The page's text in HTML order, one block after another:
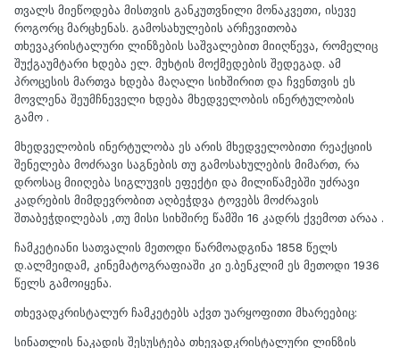
თვალს მიეწოდება მისთვის განკუთვნილი მონაკვეთი, ისევე
როგორც მარცხენას. გამოსახულების არჩევითობა
თხევაკრისტალური ლინზების საშვალებით მიიღწევა, რომელიც
შუქგაუმტარი ხდება ელ. მუხტის მოქმედების შედეგად. ამ
პროცესის მართვა ხდება მაღალი სიხშირით და ჩვენთვის ეს
მოვლენა შეუმჩნეველი ხდება მხედველობის ინერტულობის
გამო .
მხედველობის ინერტულობა ეს არის მხედველობითი რეაქციის
შენელება მოძრავი საგნების თუ გამოსახულების მიმართ, რა
დროსაც მიიღება სიგლუვის ეფექტი და მილიწამებში უძრავი
კადრების მიმდევრობით აღბეჭდვა ტოვებს მოძრავის
შთაბეჭდილებას ,თუ მისი სიხშირე წამში 16 კადრს ქვემოთ არაა .
ჩამკეტიანი სათვალის მეთოდი წარმოადგინა 1858 წელს
დ.ალმეიდამ, კინემატოგრაფიაში კი ე.ბენკლიმ ეს მეთოდი 1936
წელს გამოიყენა.
თხევადკრისტალურ ჩამკეტებს აქვთ უარყოფითი მხარეებიც:
სინათლის ნაკადის შესუსტება თხევადკრისტალური ლინზის